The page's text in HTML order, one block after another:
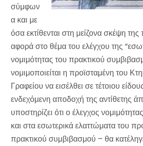
σύμφων
α και με
όσα εκτίθενται στη μείζονα σκέψη
αφορά στο θέμα του ελέγχου της
νομιμότητας του πρακτικού
νομιμοποιείται η προϊσταμένη του
Γραφείου να εισέλθει σε τέτοιου
ενδεχόμενη αποδοχή της αντίθετης
υποστηρίζει ότι ο έλεγχος
και στα εσωτερικά ελαττώματα του
πρακτικού συμβιβασμού – θα